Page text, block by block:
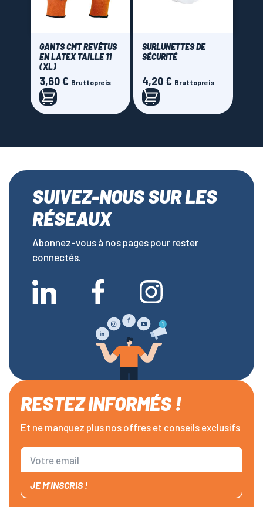
GANTS CMT REVÊTUS
EN LATEX TAILLE 11
(XL)
Preis
3,60 € Bruttopreis
SURLUNETTES DE
SÉCURITÉ
Preis
4,20 € Bruttopreis
SUIVEZ-NOUS SUR LES
RÉSEAUX
Abonnez-vous à nos pages pour rester
connectés.
RESTEZ INFORMÉS !
Et ne manquez plus nos offres et conseils exclusifs
JE M'INSCRIS !